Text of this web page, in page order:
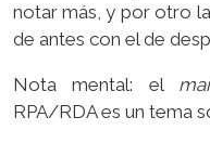
notar más, y por otro
de antes con el de
Nota mental: el
RPA/RDA es un tema